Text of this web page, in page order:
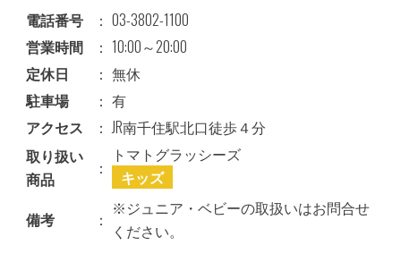
電話番号 ： 03-3802-1100
営業時間
： 10:00～20:00
定休日
： 無休
駐車場
： 有
アクセス
： JR南千住駅北口徒歩４分
取り扱い
商品
：
トマトグラッシーズ
キッズ
備考
：
※ジュニア・ベビーの取扱いはお問合せ
ください。